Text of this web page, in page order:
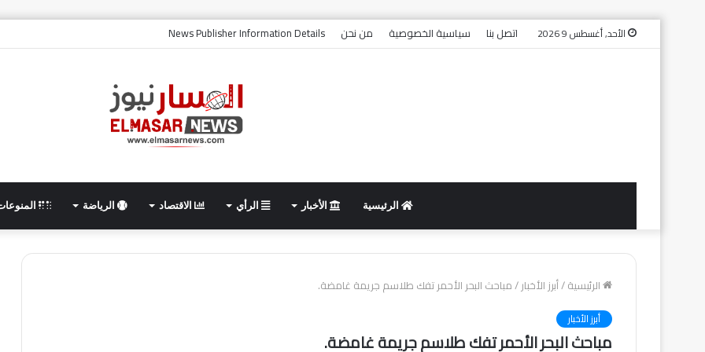
الأحد, أغسطس 9 2026 اتصل بنا سياسية الخصوصية من نحن News Publisher Information Details
الرئيسية الأخبار الرأي الاقتصاد الرياضة
الرئيسية/أبرز الأخبار/مباحث البحر الأحمر تفك طلاسم جريمة غامضة.
أبرز الأخبار
مباحث البحر الأحمر تفك طلاسم جريمة غامضة.